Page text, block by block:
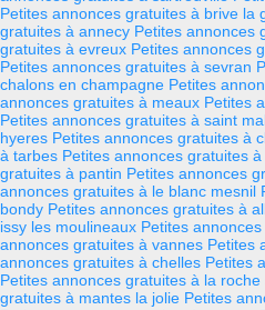
Petites annonces gratuites à brive la
gratuites à annecy Petites annonces
gratuites à evreux Petites annonces
Petites annonces gratuites à sevran
chalons en champagne Petites
annonces gratuites à meaux Petites
Petites annonces gratuites à saint
hyeres Petites annonces gratuites à
à tarbes Petites annonces gratuites
gratuites à pantin Petites annonces
annonces gratuites à le blanc mesnil
bondy Petites annonces gratuites à
issy les moulineaux Petites
annonces gratuites à vannes Petites
annonces gratuites à chelles Petites
Petites annonces gratuites à la roche
gratuites à mantes la jolie Petites